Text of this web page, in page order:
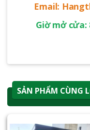
Email:
Giờ mở cửa:
SẢN PHẨM CÙNG